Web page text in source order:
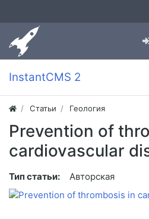
InstantCMS 2
Статьи Геология
Prevention of
cardiovascular
Тип статьи: Авторская